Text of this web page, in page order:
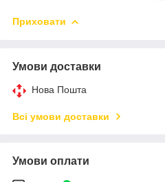
Приховати
Умови доставки
Нова Пошта
Всі умови доставки
Умови оплати